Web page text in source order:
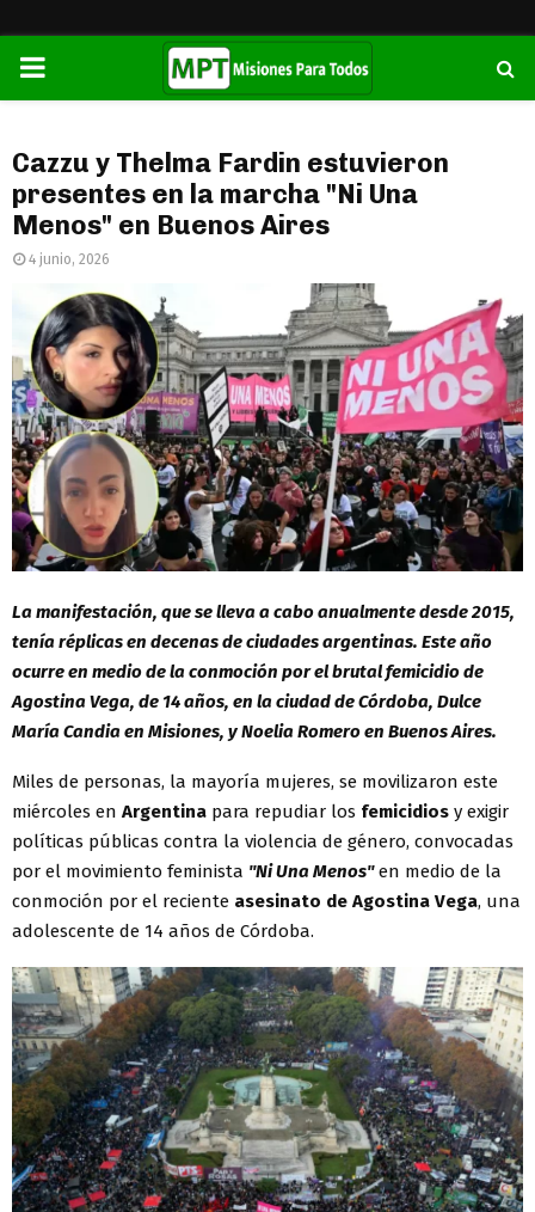
PRIMARY
Cazzu y Thelma Fardin estuvieron
presentes en la marcha "Ni Una
Menos" en Buenos Aires
4 junio, 2026
La manifestación, que se lleva a cabo anualmente desde 2015,
tenía réplicas en decenas de ciudades argentinas. Este año
ocurre en medio de la conmoción por el brutal femicidio de
Agostina Vega, de 14 años, en la ciudad de Córdoba, Dulce
María Candia en Misiones, y Noelia Romero en Buenos Aires.
Miles de personas, la mayoría mujeres, se movilizaron este
miércoles en Argentina para repudiar los femicidios y exigir
políticas públicas contra la violencia de género, convocadas
por el movimiento feminista "Ni Una Menos"en medio de la
conmoción por el reciente asesinato de Agostina Vega, una
adolescente de 14 años de Córdoba.